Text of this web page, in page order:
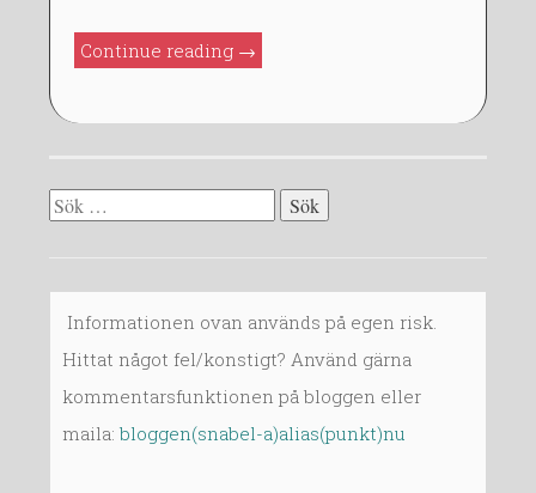
Continue reading ”FMA420
→
Sök
Informationen ovan används på egen risk.
Hittat något fel/konstigt? Använd gärna
kommentarsfunktionen på bloggen eller
maila: bloggen(snabel-a)alias(punkt)nu